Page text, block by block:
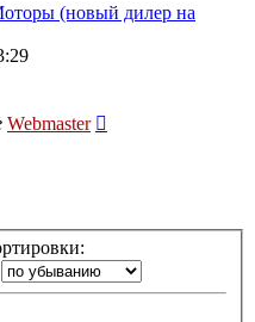
(новый дилер на
Webmaster